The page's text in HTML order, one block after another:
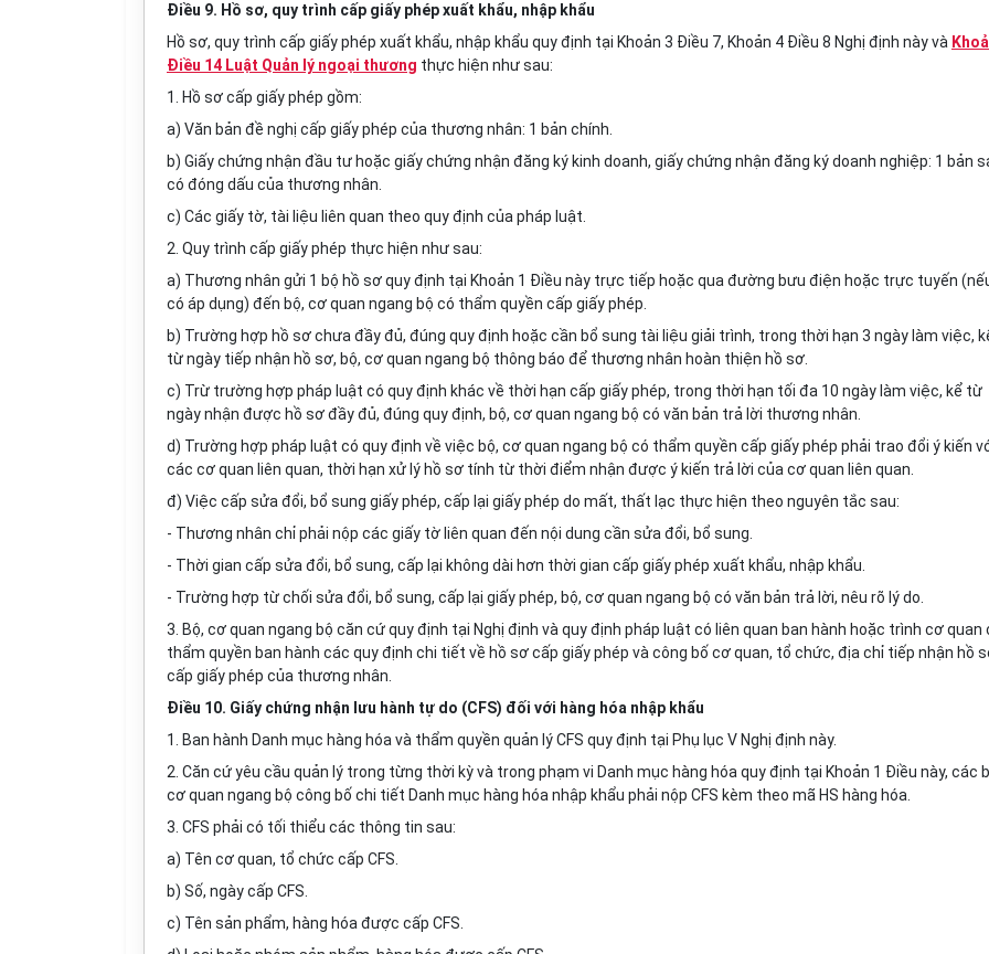
Điều 9. Hồ sơ, quy trình cấp giấy phép xuất khẩu, nhập khẩu
Hồ sơ, quy trình cấp giấy phép xuất khẩu, nhập khẩu quy định tại Khoản 3 Điều 7, Khoản 4 Điều 8 Nghị định này và
Điều 14 Luật Quản lý ngoại thương thực hiện như sau:
1. Hồ sơ cấp giấy phép gồm:
a) Văn bản đề nghị cấp giấy phép của thương nhân: 1 bản chính.
b) Giấy chứng nhận đầu tư hoặc giấy chứng nhận đăng ký kinh doanh, giấy chứng nhận đăng ký doanh nghiệp: 1 bản
có đóng dấu của thương nhân.
c) Các giấy tờ, tài liệu liên quan theo quy định của pháp luật.
2 Quy trình cấp giấy phép thực hiện như sau:
a) Thương nhân gửi 1 bộ hồ sơ quy định tại Khoản 1 Điều này trực tiếp hoặc qua đường bưu điện hoặc trực tuyến
có áp dụng) đến bộ, cơ quan ngang bộ có thẩm quyền cấp giấy phép.
b) Trường hợp hồ sơ chưa đầy đủ, đúng quy định hoặc cần bổ sung tài liệu giải trình, trong thời hạn 3 ngày làm việc,
từ ngày tiếp nhận hồ sơ, bộ, cơ quan ngang bộ thông báo để thương nhân hoàn thiện hồ sơ.
c) Trừ trường hợp pháp luật có quy định khác về thời hạn cấp giấy phép, trong thời hạn tối đa 10 ngày làm việc, kể từ
ngày nhận được hồ sơ đầy đủ, đúng quy định, bộ, cơ quan ngang bộ có văn bản trả lời thương nhân.
d) Trường hợp pháp luật có quy định về việc bộ, cơ quan ngang bộ có thẩm quyền cấp giấy phép phải trao đổi ý kiến
các cơ quan liên quan, thời hạn xử lý hồ sơ tính từ thời điểm nhận được ý kiến trả lời của cơ quan liên quan.
đ) Việc cấp sửa đổi, bổ sung giấy phép, cấp lại giấy phép do mất, thất lạc thực hiện theo nguyên tắc sau:
- Thương nhân chỉ phải nộp các giấy tờ liên quan đến nội dung cần sửa đổi, bổ sung.
- Thời gian cấp sửa đổi, bổ sung, cấp lại không dài hơn thời gian cấp giấy phép xuất khẩu, nhập khẩu.
- Trường hợp từ chối sửa đổi, bổ sung, cấp lại giấy phép, bộ, cơ quan ngang bộ có văn bản trả lời, nêu rõ lý do.
3. Bộ, cơ quan ngang bộ căn cứ quy định tại Nghị định và quy định pháp luật có liên quan ban hành hoặc trình cơ quan
thẩm quyền ban hành các quy định chi tiết về hồ sơ cấp giấy phép và công bố cơ quan, tổ chức, địa chỉ tiếp nhận hồ
cấp giấy phép của thương nhân.
Điều 10. Giấy chứng nhận lưu hành tự do (CFS) đối với hàng hóa nhập khẩu
1. Ban hành Danh mục hàng hóa và thẩm quyền quản lý CFS quy định tại Phụ lục V Nghị định này.
2. Căn cứ yêu cầu quản lý trong từng thời kỳ và trong phạm vi Danh mục hàng hóa quy định tại Khoản 1 Điều này, các
cơ quan ngang bộ công bố chi tiết Danh mục hàng hóa nhập khẩu phải nộp CFS kèm theo mã HS hàng hóa.
3. CFS phải có tối thiểu các thông tin sau:
a) Tên cơ quan, tổ chức cấp CFS.
b) Số, ngày cấp CFS.
c) Tên sản phẩm, hàng hóa được cấp CFS.